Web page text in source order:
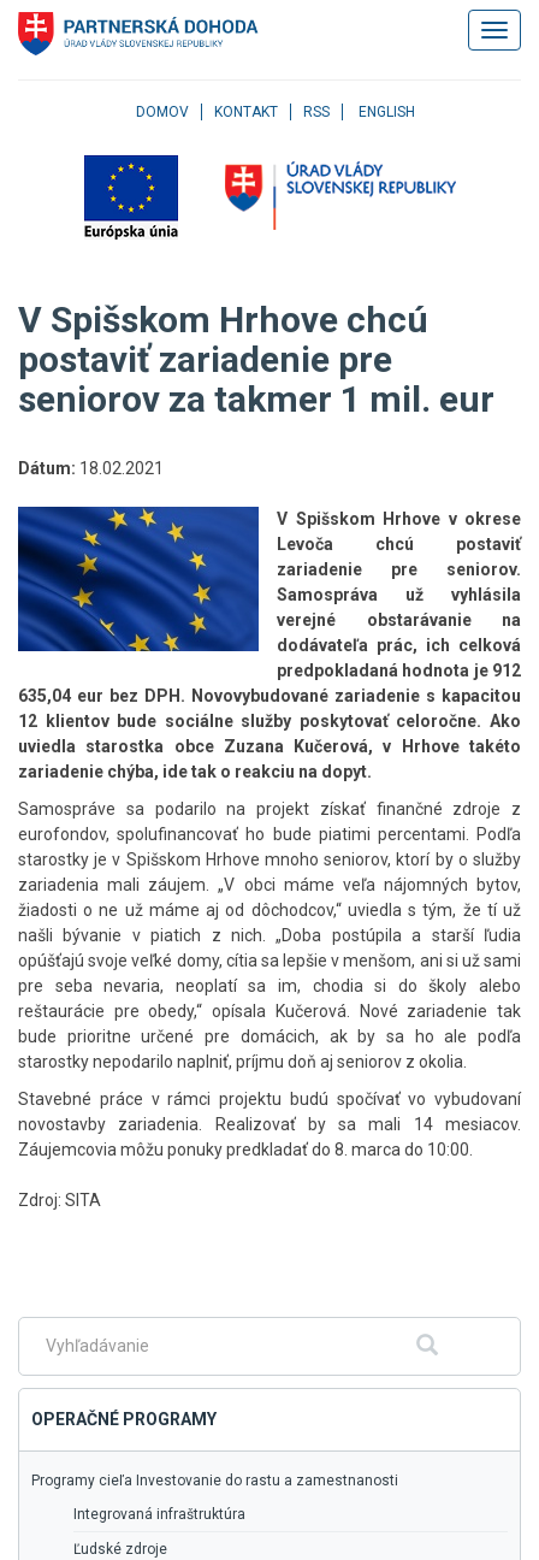
Klávesové
skratky
Skočiť
menu
na
užívateľské
menu
na
stránky
DOMOV KONTAKT RSS ENGLISH
V Spišskom Hrhove chcú
postaviť zariadenie pre
seniorov za takmer 1 mil. eur
Dátum: 18.02.2021
V Spišskom Hrhove v okrese
Levoča chcú postaviť
zariadenie pre seniorov.
Samospráva už vyhlásila
verejné obstarávanie na
dodávateľa prác, ich celková
predpokladaná hodnota je 912
635,04 eur bez DPH. Novovybudované zariadenie s kapacitou
12 klientov bude sociálne služby poskytovať celoročne. Ako
uviedla starostka obce Zuzana Kučerová, v Hrhove takéto
zariadenie chýba, ide tak o reakciu na dopyt.
Samospráve sa podarilo na projekt získať finančné zdroje z
eurofondov, spolufinancovať ho bude piatimi percentami. Podľa
starostky je v Spišskom Hrhove mnoho seniorov, ktorí by o služby
zariadenia mali záujem. „V obci máme veľa nájomných bytov,
žiadosti o ne už máme aj od dôchodcov,“ uviedla s tým, že tí už
našli bývanie v piatich z nich. „Doba postúpila a starší ľudia
opúšťajú svoje veľké domy, cítia sa lepšie v menšom, ani si už sami
pre seba nevaria, neoplatí sa im, chodia si do školy alebo
reštaurácie pre obedy,“ opísala Kučerová. Nové zariadenie tak
bude prioritne určené pre domácich, ak by sa ho ale podľa
starostky nepodarilo naplniť, príjmu doň aj seniorov z okolia.
Stavebné práce v rámci projektu budú spočívať vo vybudovaní
novostavby zariadenia. Realizovať by sa mali 14 mesiacov.
Záujemcovia môžu ponuky predkladať do 8. marca do 10:00.
Zdroj: SITA
hlavné
menu
Fulltextové
Hľadať
OPERAČNÉ PROGRAMY
Programy cieľa Investovanie do rastu a zamestnanosti
Integrovaná infraštruktúra
Ľudské zdroje